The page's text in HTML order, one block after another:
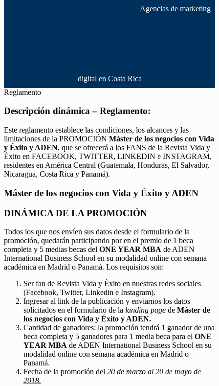
Agencias de marketing
digital en Costa Rica
Reglamento
Descripción dinámica – Reglamento:
Este reglamento establece las condiciones, los alcances y las
limitaciones de la PROMOCIÓN Máster de los negocios con Vida
y Éxito y ADEN, que se ofrecerá a los FANS de la Revista Vida y
Éxito en FACEBOOK, TWITTER, LINKEDIN e INSTAGRAM,
residentes en América Central (Guatemala, Honduras, El Salvador,
Nicaragua, Costa Rica y Panamá).
Máster de los negocios con Vida y Éxito y ADEN
DINÁMICA DE LA PROMOCIÓN
Todos los que nos envíen sus datos desde el formulario de la
promoción, quedarán participando por en el premio de 1 beca
completa y 5 medias becas del ONE YEAR MBA de ADEN
International Business School en su modalidad online con semana
académica en Madrid o Panamá. Los requisitos son:
Ser fan de Revista Vida y Éxito en nuestras redes sociales
(Facebook, Twitter, Linkedin e Instagram).
Ingresar al link de la publicación y enviarnos los datos
solicitados en el formulario de la landing page de Máster de
los negocios con Vida y Éxito y ADEN.
Cantidad de ganadores: la promoción tendrá 1 ganador de una
beca completa y 5 ganadores para 1 media beca para el ONE
YEAR MBA de ADEN International Business School en su
modalidad online con semana académica en Madrid o
Panamá.
Fecha de la promoción del 20 de marzo al 20 de mayo de
2018.